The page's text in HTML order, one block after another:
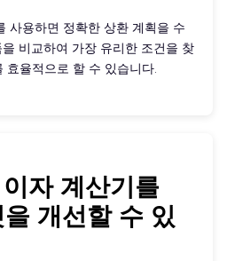
사용하면 정확한 상환 계획을 수
비교하여 가장 유리한 조건을 찾
효율적으로 할 수 있습니다.
자 계산기를
개선할 수 있